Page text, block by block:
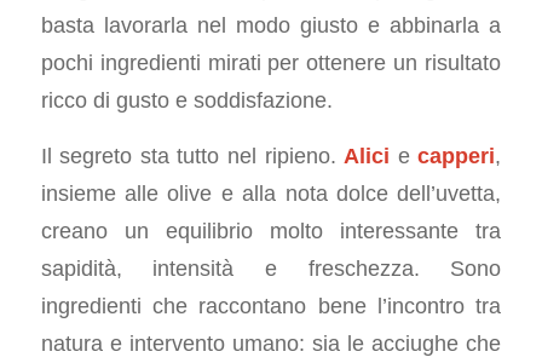
basta lavorarla nel modo giusto e abbinarla a
pochi ingredienti mirati per ottenere un risultato
ricco di gusto e soddisfazione.
Il segreto sta tutto nel ripieno.Alici ecapperi,
insieme alle olive e alla nota dolce dell’uvetta,
creano un equilibrio molto interessante tra
sapidità, intensità e freschezza. Sono
ingredienti che raccontano bene l’incontro tra
natura e intervento umano: sia le acciughe che